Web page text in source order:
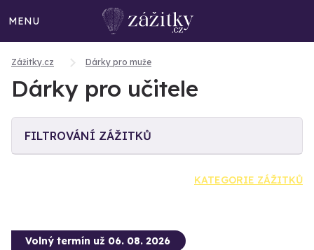
MENU
Zážitky.cz Dárky pro muže
Dárky pro učitele
FILTROVÁNÍ ZÁŽITKŮ
KATEGORIE ZÁŽITKŮ
Volný termín už 06. 08. 2026